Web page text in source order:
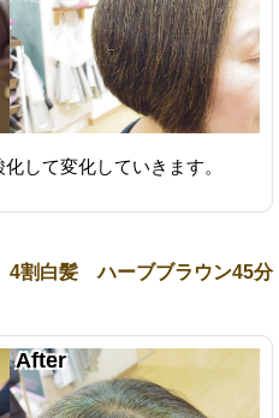
して変化していきます。
割白髪 ハーブブラウン45分